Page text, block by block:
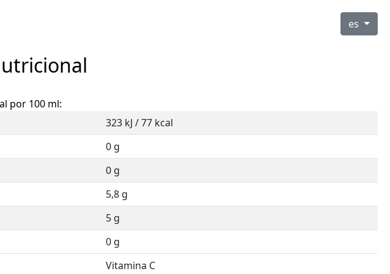
es
por 100 ml:
323 kJ / 77 kcal
0 g
0 g
5,8 g
5 g
0 g
Vitamina C